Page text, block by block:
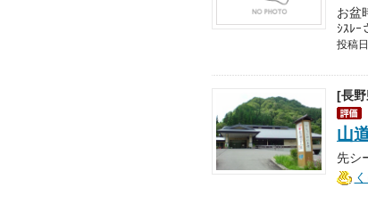
ｼｽﾚｰ
投稿
[長
山